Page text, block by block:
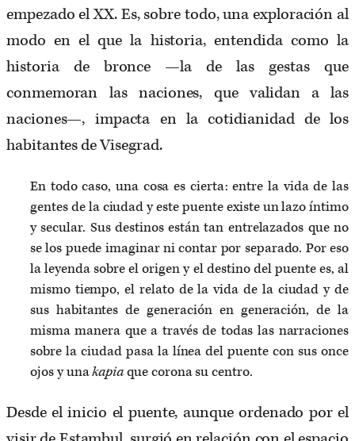
empezado el XX. Es, sobre todo, una exploración al
modo en el que la historia, entendida como la
historia de bronce —la de las gestas que
conmemoran las naciones, que validan a las
naciones—, impacta en la cotidianidad de los
habitantes de Visegrad.
En todo caso, una cosa es cierta: entre la vida de las
gentes de la ciudad y este puente existe un lazo íntimo
y secular. Sus destinos están tan entrelazados que no
se los puede imaginar ni contar por separado. Por eso
la leyenda sobre el origen y el destino del puente es, al
mismo tiempo, el relato de la vida de la ciudad y de
sus habitantes de generación en generación, de la
misma manera que a través de todas las narraciones
sobre la ciudad pasa la línea del puente con sus once
ojos y unakapiaque corona su centro.
Desde el inicio el puente, aunque ordenado por el